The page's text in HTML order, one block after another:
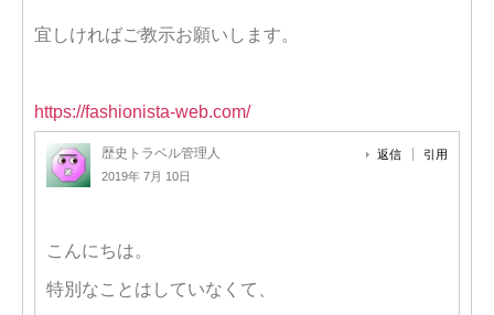
宜しければご教示お願いします。
https://fashionista-web.com/
歴史トラベル管理人
2019年 7月 10日
返信 引用
こんにちは。
特別なことはしていなくて、